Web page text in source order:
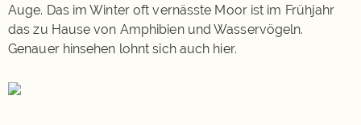
Auge. Das im Winter oft vernässte Moor ist im Frühjahr
das zu Hause von Amphibien und Wasservögeln.
Genauer hinsehen lohnt sich auch hier.